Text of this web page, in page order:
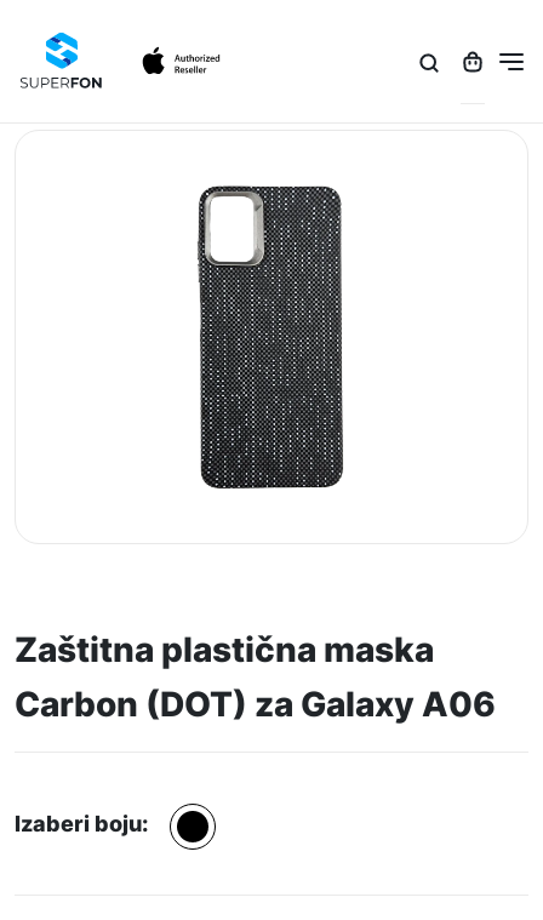
Zaštitna plastična maska
Carbon (DOT) za Galaxy A06
Izaberi boju: